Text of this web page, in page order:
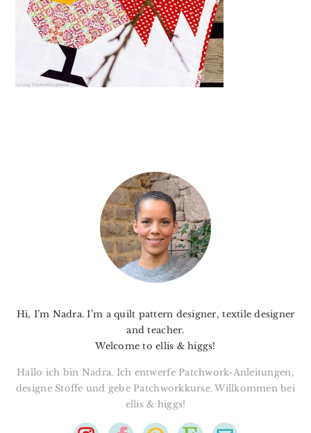
Hi, I’m Nadra. I’m a quilt pattern designer, textile designer
and teacher.
Welcome to ellis & higgs!
Hallo ich bin Nadra. Ich entwerfe Patchwork-Anleitungen,
designe Stoffe und gebe Patchworkkurse. Willkommen bei
ellis & higgs!